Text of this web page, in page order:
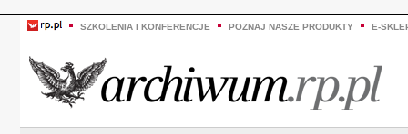
SZKOLENIA I KONFERENCJE POZNAJ NASZE PRODUKTY E-